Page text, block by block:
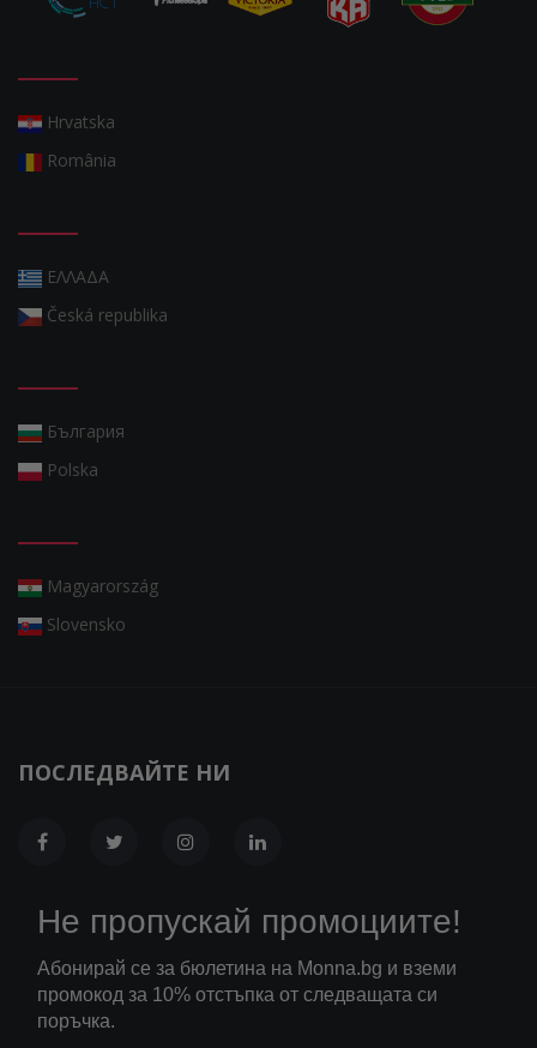
Hrvatska
România
ΕΛΛΑΔΑ
Česká republika
България
Polska
Magyarország
Slovensko
ПОСЛЕДВАЙТЕ НИ
Не пропускай промоциите!
Абонирай се за бюлетина на Monna.bg и вземи
промокод за 10% отстъпка от следващата си
поръчка.